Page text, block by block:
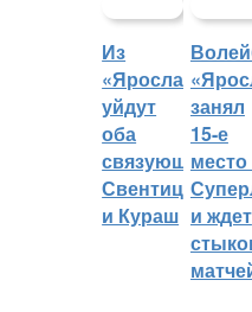
Из
«Ярославича»
уйдут
оба
связующих:
Свентицкис
и Кураш
занял
15-е
место
и ждет